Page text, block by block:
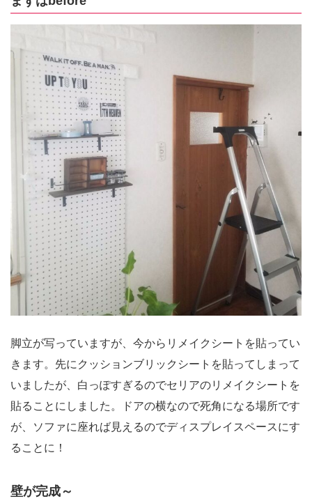
脚立が写っていますが、今からリメイクシートを貼ってい
きます。先にクッションブリックシートを貼ってしまって
いましたが、白っぽすぎるのでセリアのリメイクシートを
貼ることにしました。ドアの横なので死角になる場所です
が、ソファに座れば見えるのでディスプレイスペースにす
ることに！
壁が完成～